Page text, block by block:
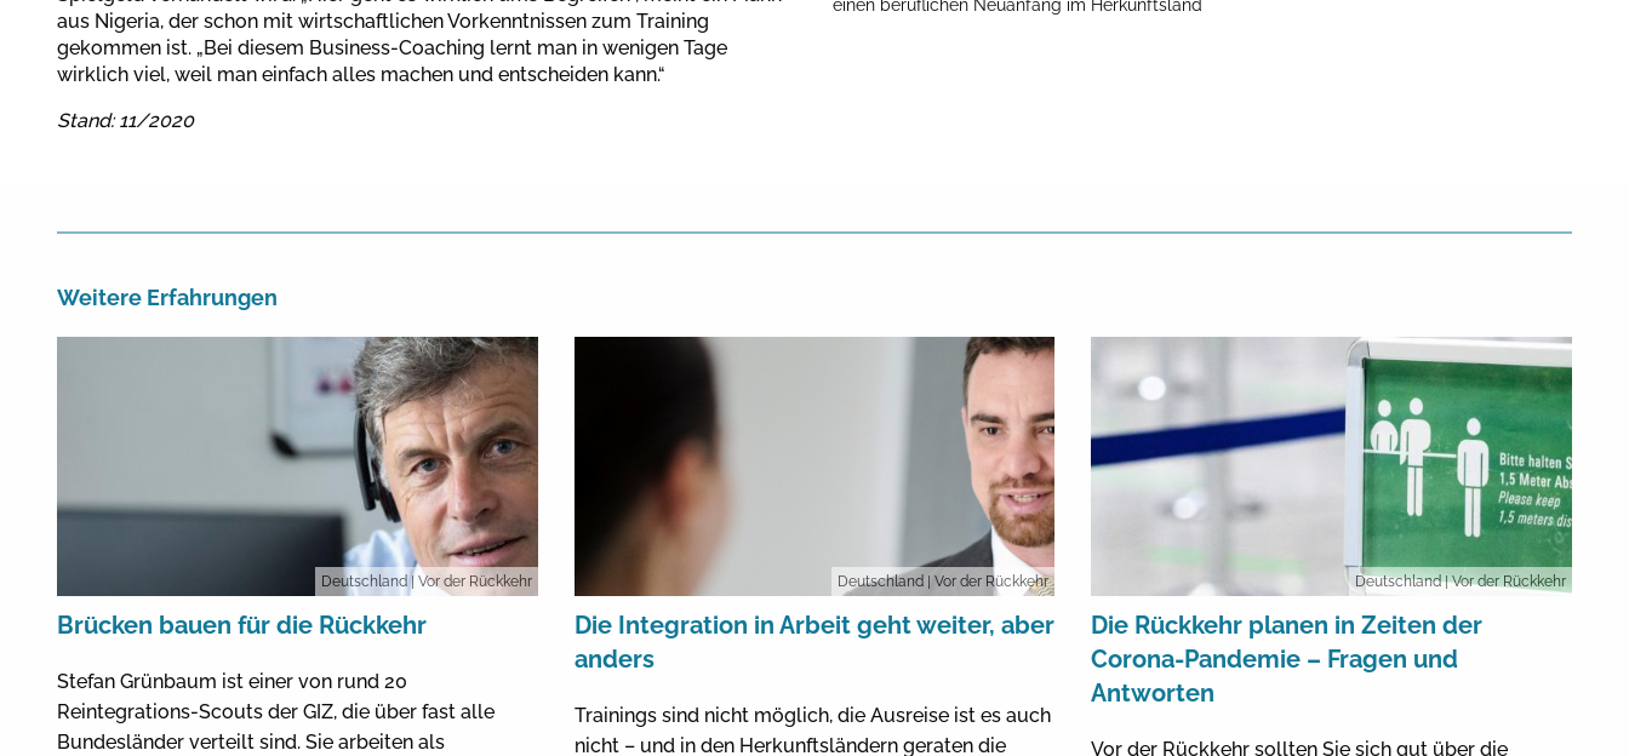
einen beruflichen Neuanfang im Herkunftsland
aus Nigeria, der schon mit wirtschaftlichen Vorkenntnissen zum Training
gekommen ist. „Bei diesem Business-Coaching lernt man in wenigen Tage
wirklich viel, weil man einfach alles machen und entscheiden kann.“
Stand: 11/2020
Weitere Erfahrungen
Deutschland | Vor der Rückkehr
Brücken bauen für die Rückkehr
Stefan Grünbaum ist einer von rund 20
Reintegrations-Scouts der GIZ, die über fast alle
Bundesländer verteilt sind. Sie arbeiten als
Deutschland | Vor der Rückkehr
Die Integration in Arbeit geht weiter, aber
anders
Trainings sind nicht möglich, die Ausreise ist es auch
nicht – und in den Herkunftsländern geraten die
Deutschland| Vor der Rückkehr
Die Rückkehr planen in Zeiten der
Corona-Pandemie – Fragen und
Antworten
Vor der Rückkehr sollten Sie sich gut über die